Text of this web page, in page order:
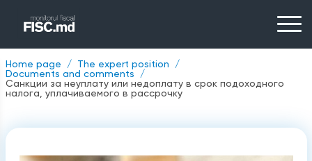
Home page
The expert position
Documents and comments
Санкции за неуплату или недоплату в срок подоходного
налога, уплачиваемого в рассрочку